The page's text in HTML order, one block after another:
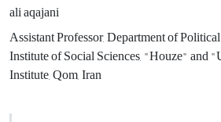
ali aqajani
Assistant Professor, Department of
Institute of Social Sciences, "Houze" and
Institute, Qom, Iran